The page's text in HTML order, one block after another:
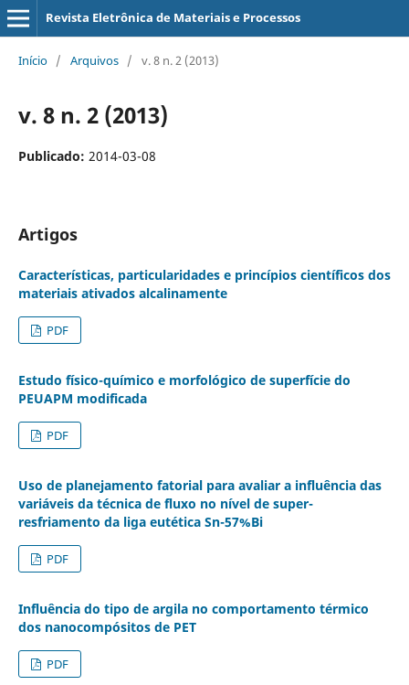
Revista Eletrônica de Materiais e Processos
Início / Arquivos / v. 8 n. 2 (2013)
v. 8 n. 2 (2013)
Publicado: 2014-03-08
Artigos
Características, particularidades e princípios científicos dos
materiais ativados alcalinamente
PDF
Estudo físico-químico e morfológico de superfície do
PEUAPM modificada
PDF
Uso de planejamento fatorial para avaliar a influência das
variáveis da técnica de fluxo no nível de super-
resfriamento da liga eutética Sn-57%Bi
PDF
Influência do tipo de argila no comportamento térmico
dos nanocompósitos de PET
PDF